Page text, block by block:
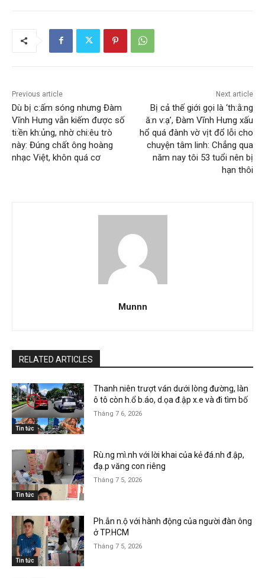
Previous article
Dù bị c:ấm sóng nhưng Đàm
Vĩnh Hưng vẫn kiếm được số
ti:ền kh:ủng, nhờ chi:êu trò
này: Đúng chất ông hoàng
nhạc Việt, khôn quá cơ
Next article
Bị cả thế giới gọi là ‘th:ằ:ng
ă:n v:ạ’, Đàm Vĩnh Hưng xấu
hổ quá đành vờ vịt đổ lỗi cho
chuyện tâm linh: Chẳng qua
năm nay tôi 53 tuổi nên bị
hạn thôi
Munnn
RELATED ARTICLES
Tin tức
Thanh niên trượt ván dưới lòng đường, làn
ô tô còn h.ổ b.áo, d.ọa đ.ập x.e và đi tìm bố
Tháng 7 6, 2026
Tin tức
Rù.ng mì.nh với lời khai của kẻ đá.nh đ.ập,
đạ.p văng con riêng
Tháng 7 5, 2026
Tin tức
Ph.ẫn n.ộ với hành động của người đàn ông
ở TP.HCM
Tháng 7 5, 2026